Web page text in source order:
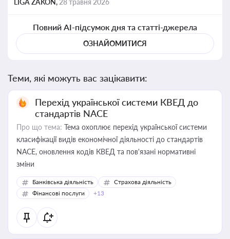
LIGA ZAKON, 28 травня 2026
Повний AI-підсумок дня та статті-джерела
ОЗНАЙОМИТИСЯ
Теми, які можуть вас зацікавити:
Перехід української системи КВЕД до
стандартів NACE
Про що тема: Тема охоплює перехід української системи
класифікації видів економічної діяльності до стандартів
NACE, оновлення кодів КВЕД та пов'язані нормативні
зміни
Банківська діяльність
Страхова діяльність
Фінансові послуги
+13